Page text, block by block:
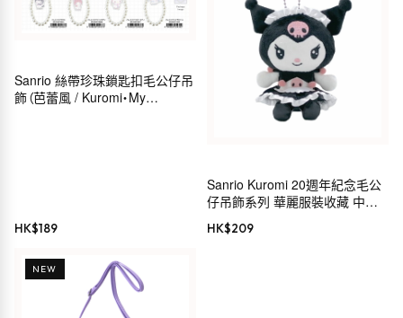
Sanrio 絲帶珍珠鎖匙扣毛公仔吊
飾（芭蕾風 / Kuromi・My
HK$189
Sanrio Kuromi 20週年紀念毛公
仔吊飾系列 華麗服裝收藏 中島
公司 毛公仔鏈 MC
HK$209
NEW